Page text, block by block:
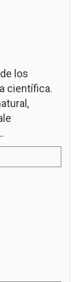
los
científica.